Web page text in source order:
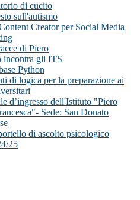
di cucito
sull'autismo
Creator per Social Media
di Piero
incontra gli ITS
Python
di logica per la preparazione ai
d’ingresso dell'Istituto "Piero
Sede: San Donato
di ascolto psicologico
25